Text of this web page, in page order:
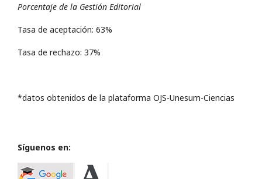
Porcentaje de la Gestión Editorial
Tasa de aceptación: 63%
Tasa de rechazo: 37%
*datos obtenidos de la plataforma OJS-Unesum-Ciencias
Síguenos en: